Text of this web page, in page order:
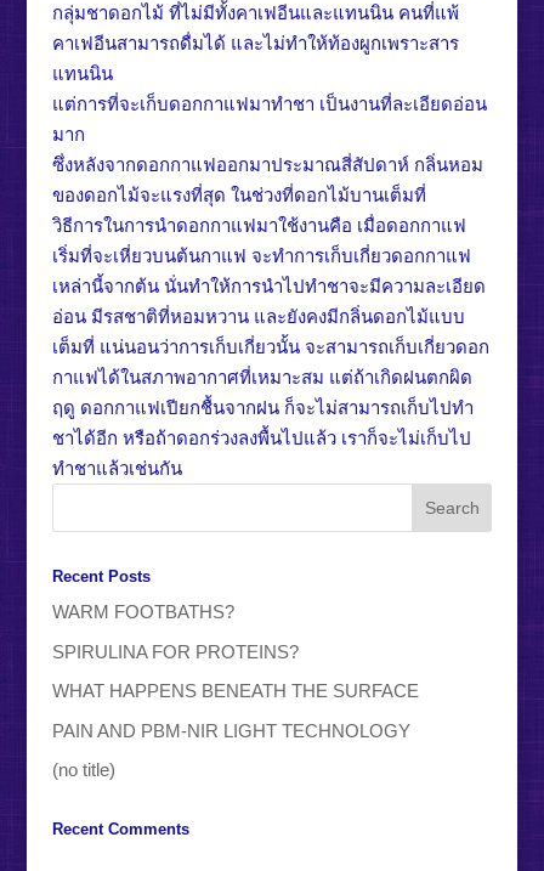
กลุ่มชาดอกไม้ ที่ไม่มีทั้งคาเฟอีนและแทนนิน คนที่แพ้
คาเฟอีนสามารถดื่มได้ และไม่ทำให้ท้องผูกเพราะสาร
แทนนิน
แต่การที่จะเก็บดอกกาแฟมาทำชา เป็นงานที่ละเอียดอ่อน
มาก
ซึ่งหลังจากดอกกาแฟออกมาประมาณสี่สัปดาห์ กลิ่นหอม
ของดอกไม้จะแรงที่สุด ในช่วงที่ดอกไม้บานเต็มที่
วิธีการในการนำดอกกาแฟมาใช้งานคือ เมื่อดอกกาแฟ
เริ่มที่จะเหี่ยวบนต้นกาแฟ จะทำการเก็บเกี่ยวดอกกาแฟ
เหล่านี้จากต้น นั่นทำให้การนำไปทำชาจะมีความละเอียด
อ่อน มีรสชาติที่หอมหวาน และยังคงมีกลิ่นดอกไม้แบบ
เต็มที่ แน่นอนว่าการเก็บเกี่ยวนั้น จะสามารถเก็บเกี่ยวดอก
กาแฟได้ในสภาพอากาศที่เหมาะสม แต่ถ้าเกิดฝนตกผิด
ฤดู ดอกกาแฟเปียกชื้นจากฝน ก็จะไม่สามารถเก็บไปทำ
ชาได้อีก หรือถ้าดอกร่วงลงพื้นไปแล้ว เราก็จะไม่เก็บไป
ทำชาแล้วเช่นกัน
Recent Posts
WARM FOOTBATHS?
SPIRULINA FOR PROTEINS?
WHAT HAPPENS BENEATH THE SURFACE
PAIN AND PBM-NIR LIGHT TECHNOLOGY
(no title)
Recent Comments